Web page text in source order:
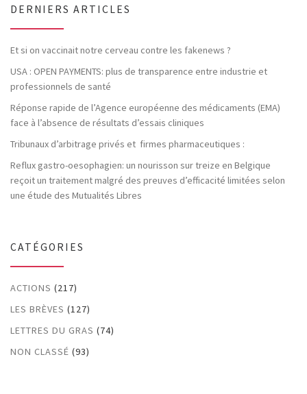
DERNIERS ARTICLES
Et si on vaccinait notre cerveau contre les fakenews ?
USA : OPEN PAYMENTS: plus de transparence entre industrie et
professionnels de santé
Réponse rapide de l’Agence européenne des médicaments (EMA)
face à l’absence de résultats d’essais cliniques
Tribunaux d’arbitrage privés et firmes pharmaceutiques :
Reflux gastro-oesophagien: un nourisson sur treize en Belgique
reçoit un traitement malgré des preuves d’efficacité limitées selon
une étude des Mutualités Libres
CATÉGORIES
ACTIONS (217)
LES BRÈVES (127)
LETTRES DU GRAS (74)
NON CLASSÉ (93)